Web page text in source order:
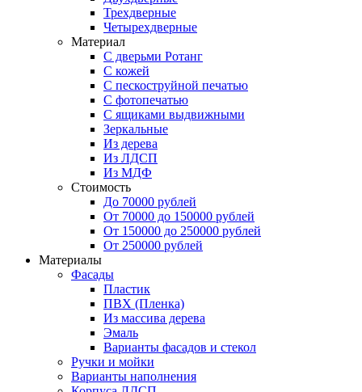
Трехдверные
Четырехдверные
Материал
C дверьми Ротанг
C кожей
C пескоструйной печатью
C фотопечатью
C ящиками выдвижными
Зеркальные
Из дерева
Из ЛДСП
Из МДФ
Стоимость
До 70000 рублей
От 70000 до 150000 рублей
От 150000 до 250000 рублей
От 250000 рублей
Материалы
Фасады
Пластик
ПВХ (Пленка)
Из массива дерева
Эмаль
Варианты фасадов и стекол
Ручки и мойки
Варианты наполнения